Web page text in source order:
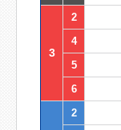
3
2
4
5
6
2